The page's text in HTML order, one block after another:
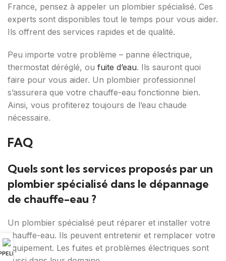
France, pensez à appeler un plombier spécialisé. Ces
experts sont disponibles tout le temps pour vous aider.
Ils offrent des services rapides et de qualité.
Peu importe votre problème – panne électrique,
thermostat déréglé, ou fuite d’eau. Ils sauront quoi
faire pour vous aider. Un plombier professionnel
s’assurera que votre chauffe-eau fonctionne bien.
Ainsi, vous profiterez toujours de l’eau chaude
nécessaire.
FAQ
Quels sont les services proposés par un
plombier spécialisé dans le dépannage
de chauffe-eau ?
Un plombier spécialisé peut réparer et installer votre
chauffe-eau. Ils peuvent entretenir et remplacer votre
équipement. Les fuites et problèmes électriques sont